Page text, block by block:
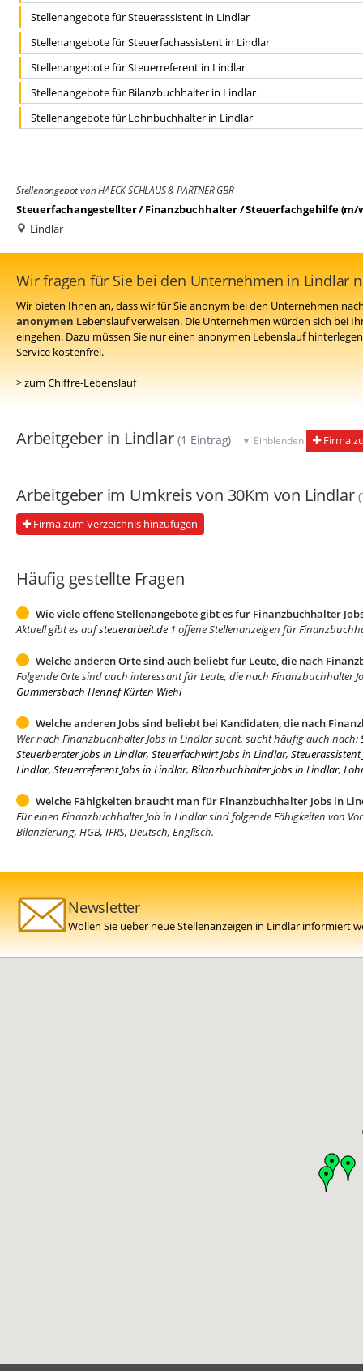
Stellenangebote für Steuerassistent in Lindlar
Stellenangebote für Steuerfachassistent in Lindlar
Stellenangebote für Steuerreferent in Lindlar
Stellenangebote für Bilanzbuchhalter in Lindlar
Stellenangebote für Lohnbuchhalter in Lindlar
Stellenangebot von HAECK SCHLAUS & PARTNER GBR
Steuerfachangestellter / Finanzbuchhalter / Steuerfachgehilfe (m/
Lindlar
Wir fragen für Sie bei den Unternehmen in Lindlar
Wir bieten Ihnen an, dass wir für Sie anonym bei den Unternehmen
anonymen Lebenslauf verweisen. Die Unternehmen würden sich bei
eingehen. Dazu müssen Sie nur einen anonymen Lebenslauf
Service kostenfrei.
> zum Chiffre-Lebenslauf
Arbeitgeber in Lindlar(1 Eintrag) ▼ Einblenden Firma
Arbeitgeber im Umkreis von 30Km von Lindlar
Firma zum Verzeichnis hinzufügen
Häufig gestellte Fragen
Wie viele offene Stellenangebote gibt es für Finanzbuchhalter
Aktuell gibt es aufsteuerarbeit.de 1 offene Stellenanzeigen für
Welche anderen Orte sind auch beliebt für Leute, die nach
Folgende Orte sind auch interessant für Leute, die nach Finanzbuchhalter
Gummersbach HennefKürten Wiehl
Welche anderen Jobs sind beliebt bei Kandidaten, die nach
Wer nach Finanzbuchhalter Jobs in Lindlar sucht, sucht häufig auch nach:
Steuerberater Jobs in Lindlar, Steuerfachwirt Jobs in Lindlar,
Lindlar, Steuerreferent Jobs in Lindlar, Bilanzbuchhalter Jobs in Lindlar,
Welche Fähigkeiten braucht man für Finanzbuchhalter Jobs in
Für einen Finanzbuchhalter Job in Lindlar sind folgende Fähigkeiten von
Bilanzierung, HGB, IFRS, Deutsch, Englisch.
Newsletter
Wollen Sie ueber neue Stellenanzeigen in Lindlar informiert